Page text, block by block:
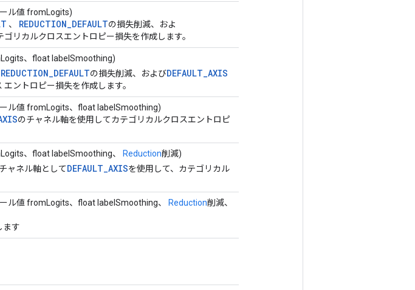
ル値 fromLogits)
、 REDUCTION_DEFAULTの損失削減、およ
リカルクロスエントロピー損失を作成します。
、float labelSmoothing)
REDUCTION_DEFAULTの損失削減、およびDEFAULT_AXIS
ントロピー損失を作成します。
ル値 fromLogits、float labelSmoothing)
のチャネル軸を使用してカテゴリカルクロスエントロピ
、float labelSmoothing、 Reduction削減)
ャネル軸としてDEFAULT_AXISを使用して、カテゴリカル
ル値 fromLogits、float labelSmoothing、 Reduction削減、
ます